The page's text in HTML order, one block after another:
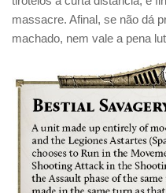
massacre. Afinal, se não dá
machado, nem vale a pena